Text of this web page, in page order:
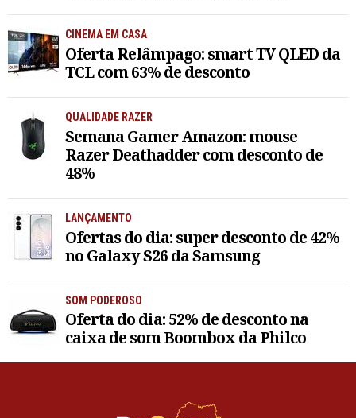
CINEMA EM CASA
Oferta Relâmpago: smart TV QLED da
TCL com 63% de desconto
QUALIDADE RAZER
Semana Gamer Amazon: mouse
Razer Deathadder com desconto de
48%
LANÇAMENTO
Ofertas do dia: super desconto de 42%
no Galaxy S26 da Samsung
SOM PODEROSO
Oferta do dia: 52% de desconto na
caixa de som Boombox da Philco